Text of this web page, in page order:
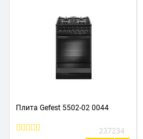
Плита Gefest 5502-02 0044
237234